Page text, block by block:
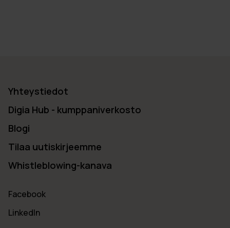
Yhteystiedot
Digia Hub - kumppaniverkosto
Blogi
Tilaa uutiskirjeemme
Whistleblowing-kanava
Facebook
LinkedIn